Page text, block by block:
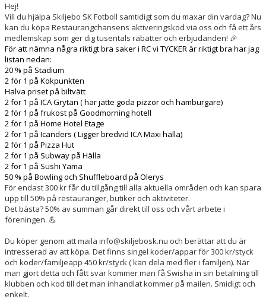
Hej!
Vill du hjälpa Skiljebo SK Fotboll samtidigt som du maxar din vardag? Nu
kan du köpa Restaurangchansens aktiveringskod via oss och få ett års
medlemskap som ger dig tusentals rabatter och erbjudanden! 🎉
För att nämna några riktigt bra saker i RC vi TYCKER är riktigt bra har jag
listan nedan:
20 % på Stadium
2 för 1 på Kokpunkten
Halva priset på biltvätt
2 för 1 på ICA Grytan ( har jätte goda pizzor och hamburgare)
2 för 1 på frukost på Goodmorning hotell
2 för 1 på Home Hotel Etage
2 för 1 på Icanders ( Ligger bredvid ICA Maxi hälla)
2 för 1 på Pizza Hut
2 för 1 på Subway på Hälla
2 för 1 på Sushi Yama
50 % på Bowling och Shuffleboard på Olerys
För endast 300 kr får du tillgång till alla aktuella områden och kan spara
upp till 50% på restauranger, butiker och aktiviteter.
Det bästa? 50% av summan går direkt till oss och vårt arbete i
föreningen. 💪
Du köper genom att maila info@skiljebosk.nu och berättar att du är
intresserad av att köpa. Det finns singel koder/appar för 300 kr/styck
och koder/familjeapp 450 kr/styck ( kan dela med fler i familjen). När
man gjort detta och fått svar kommer man få Swisha in sin betalning till
klubben och kod till det man inhandlat kommer på mailen. Smidigt och
enkelt.